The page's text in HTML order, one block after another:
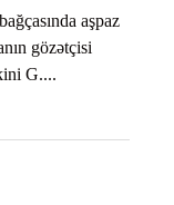
aşpaz
gözətçisi
G....